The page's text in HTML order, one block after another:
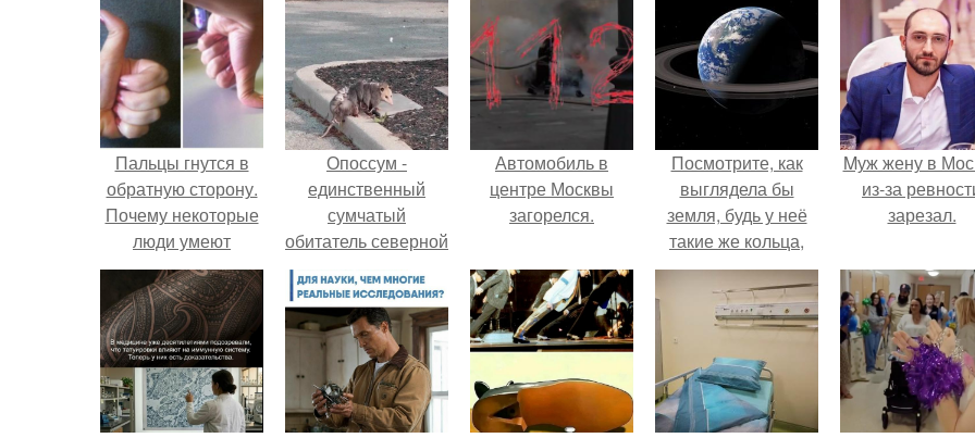
Пальцы гнутся в
обратную сторону.
Почему некоторые
люди умеют
выгибать палец в
обратную сторону?
Опоссум -
единственный
сумчатый
обитатель северной
Автомобиль в
центре Москвы
загорелся.
Посмотрите, как
выглядела бы
земля, будь у неё
такие же кольца,
как у Сатурна.
Mуж жену в
из-за
зарезал.